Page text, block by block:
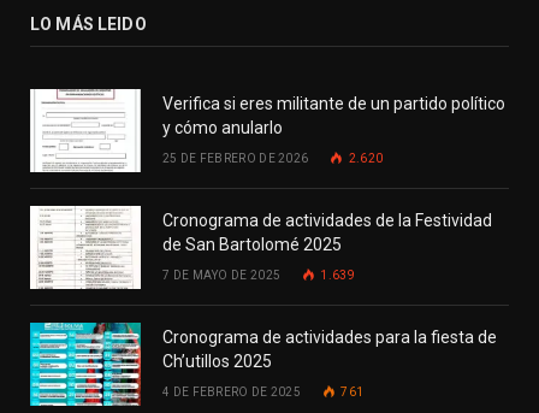
LO MÁS LEIDO
Verifica si eres militante de un partido político
y cómo anularlo
25 DE FEBRERO DE 2026 2.620
Cronograma de actividades de la Festividad
de San Bartolomé 2025
7 DE MAYO DE 2025 1.639
Cronograma de actividades para la fiesta de
Ch’utillos 2025
4 DE FEBRERO DE 2025 761